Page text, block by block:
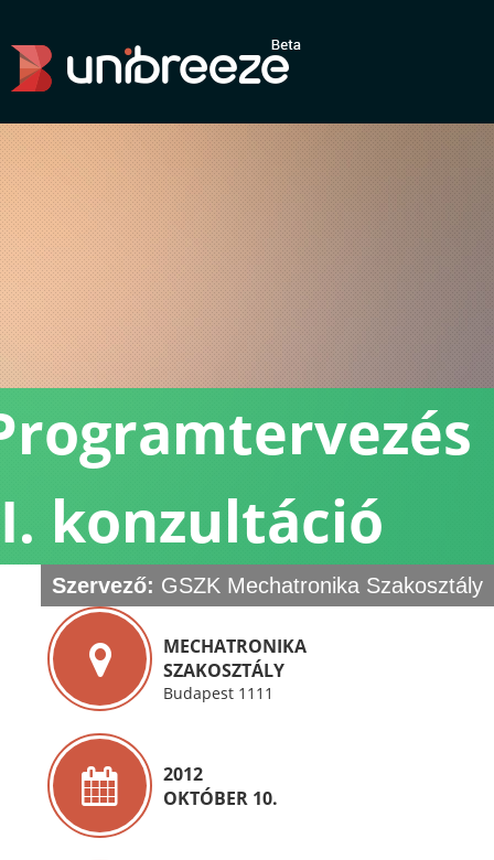
konzultáció
Szervező: GSZK Mechatronika Szakosztály
MECHATRONIKA
SZAKOSZTÁLY
Budapest 1111
2012
OKTÓBER 10.